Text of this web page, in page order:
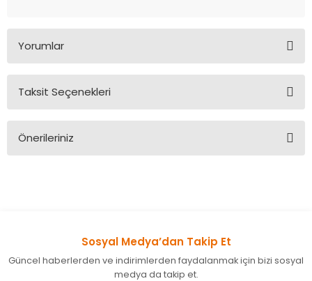
Yorumlar
Taksit Seçenekleri
Önerileriniz
Ürün resmi kalitesiz, bozuk veya görüntülenemiyor.
Ürün açıklamasında eksik bilgiler bulunuyor.
Sosyal Medya’dan Takip Et
Güncel haberlerden ve indirimlerden faydalanmak için bizi sosyal
medya da takip et.